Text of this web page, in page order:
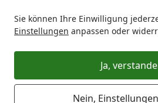
Sie können Ihre Einwilligung
Einstellungen anpassen oder
Ja,
Nein,